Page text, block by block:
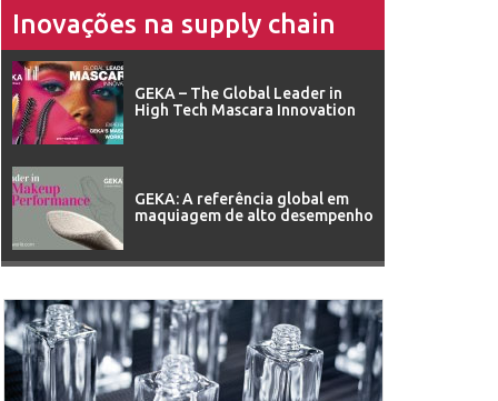
Inovações na supply chain
GEKA – The Global Leader in
High Tech Mascara Innovation
GEKA: A referência global em
maquiagem de alto desempenho